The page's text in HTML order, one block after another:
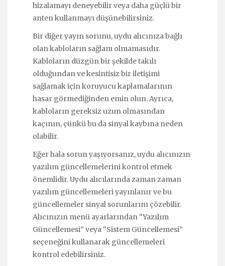
hizalamayı deneyebilir veya daha güçlü bir
anten kullanmayı düşünebilirsiniz.
Bir diğer yayın sorunu, uydu alıcınıza bağlı
olan kabloların sağlam olmamasıdır.
Kabloların düzgün bir şekilde takılı
olduğundan ve kesintisiz bir iletişimi
sağlamak için koruyucu kaplamalarının
hasar görmediğinden emin olun. Ayrıca,
kabloların gereksiz uzun olmasından
kaçının, çünkü bu da sinyal kaybına neden
olabilir.
Eğer hala sorun yaşıyorsanız, uydu alıcınızın
yazılım güncellemelerini kontrol etmek
önemlidir. Uydu alıcılarında zaman zaman
yazılım güncellemeleri yayınlanır ve bu
güncellemeler sinyal sorunlarını çözebilir.
Alıcınızın menü ayarlarından “Yazılım
Güncellemesi” veya “Sistem Güncellemesi”
seçeneğini kullanarak güncellemeleri
kontrol edebilirsiniz.